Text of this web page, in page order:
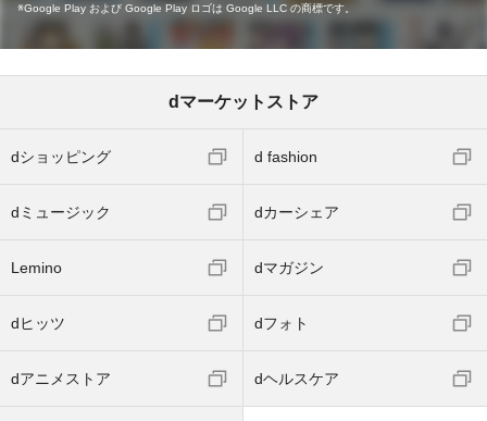
Google Play および Google Play ロゴは Google LLC の商標です。
dマーケットストア
dショッピング d fashion
dミュージック dカーシェア
Lemino dマガジン
dヒッツ dフォト
dアニメストア dヘルスケア